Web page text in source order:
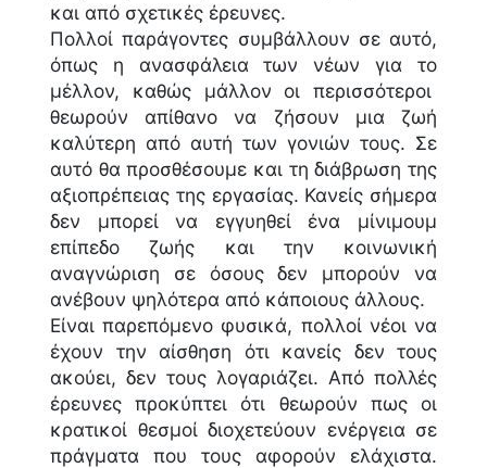
και από σχετικές έρευνες.
Πολλοί παράγοντες συμβάλλουν σε αυτό,
όπως η ανασφάλεια των νέων για το
μέλλον, καθώς μάλλον οι περισσότεροι
θεωρούν απίθανο να ζήσουν μια ζωή
καλύτερη από αυτή των γονιών τους. Σε
αυτό θα προσθέσουμε και τη διάβρωση της
αξιοπρέπειας της εργασίας. Κανείς σήμερα
δεν μπορεί να εγγυηθεί ένα μίνιμουμ
επίπεδο ζωής και την κοινωνική
αναγνώριση σε όσους δεν μπορούν να
ανέβουν ψηλότερα από κάποιους άλλους.
Είναι παρεπόμενο φυσικά, πολλοί νέοι να
έχουν την αίσθηση ότι κανείς δεν τους
ακούει, δεν τους λογαριάζει. Από πολλές
έρευνες προκύπτει ότι θεωρούν πως οι
κρατικοί θεσμοί διοχετεύουν ενέργεια σε
πράγματα που τους αφορούν ελάχιστα.